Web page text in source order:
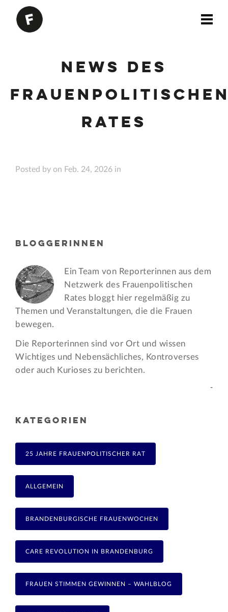
News des
Rates
Posted by on Feb. 24, 2026 in
BLOGGERINNEN
Ein Team von Reporterinnen aus dem
Netzwerk des Frauen­politischen
Rates bloggt hier regelmäßig zu
Themen und Veran­staltungen, die die Frauen
bewegen.
Die Reporterinnen sind vor Ort und wissen
Wichtiges und Nebensächliches, Kontroverses
oder auch Kurioses zu berichten.
-
KATEGORIEN
25 JAHRE FRAUENPOLITISCHER RAT
ALLGEMEIN
BRANDENBURGISCHE FRAUENWOCHEN
CARE REVOLUTION IN BRANDENBURG
FRAUEN STIMMEN GEWINNEN – WAHLBLOG